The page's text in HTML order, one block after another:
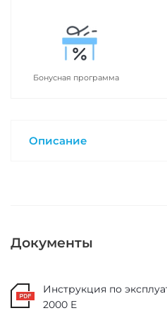
Бонусная программа
Описание
Документы
Инструкция по
2000 E